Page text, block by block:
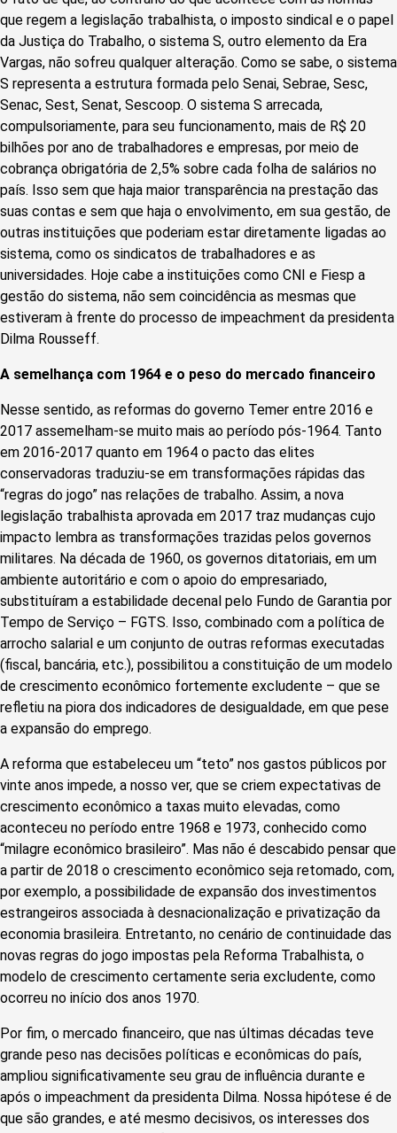
que regem a legislação trabalhista, o imposto sindical e o papel
da Justiça do Trabalho, o sistema S, outro elemento da Era
Vargas, não sofreu qualquer alteração. Como se sabe, o sistema
S representa a estrutura formada pelo Senai, Sebrae, Sesc,
Senac, Sest, Senat, Sescoop. O sistema S arrecada,
compulsoriamente, para seu funcionamento, mais de R$ 20
bilhões por ano de trabalhadores e empresas, por meio de
cobrança obrigatória de 2,5% sobre cada folha de salários no
país. Isso sem que haja maior transparência na prestação das
suas contas e sem que haja o envolvimento, em sua gestão, de
outras instituições que poderiam estar diretamente ligadas ao
sistema, como os sindicatos de trabalhadores e as
universidades. Hoje cabe a instituições como CNI e Fiesp a
gestão do sistema, não sem coincidência as mesmas que
estiveram à frente do processo de impeachment da presidenta
Dilma Rousseff.
A semelhança com 1964 e o peso do mercado financeiro
Nesse sentido, as reformas do governo Temer entre 2016 e
2017 assemelham-se muito mais ao período pós-1964. Tanto
em 2016-2017 quanto em 1964 o pacto das elites
conservadoras traduziu-se em transformações rápidas das
“regras do jogo” nas relações de trabalho. Assim, a nova
legislação trabalhista aprovada em 2017 traz mudanças cujo
impacto lembra as transformações trazidas pelos governos
militares. Na década de 1960, os governos ditatoriais, em um
ambiente autoritário e com o apoio do empresariado,
substituíram a estabilidade decenal pelo Fundo de Garantia por
Tempo de Serviço – FGTS. Isso, combinado com a política de
arrocho salarial e um conjunto de outras reformas executadas
(fiscal, bancária, etc.), possibilitou a constituição de um modelo
de crescimento econômico fortemente excludente – que se
refletiu na piora dos indicadores de desigualdade, em que pese
a expansão do emprego.
A reforma que estabeleceu um “teto” nos gastos públicos por
vinte anos impede, a nosso ver, que se criem expectativas de
crescimento econômico a taxas muito elevadas, como
aconteceu no período entre 1968 e 1973, conhecido como
“milagre econômico brasileiro”. Mas não é descabido pensar que
a partir de 2018 o crescimento econômico seja retomado, com,
por exemplo, a possibilidade de expansão dos investimentos
estrangeiros associada à desnacionalização e privatização da
economia brasileira. Entretanto, no cenário de continuidade das
novas regras do jogo impostas pela Reforma Trabalhista, o
modelo de crescimento certamente seria excludente, como
ocorreu no início dos anos 1970.
Por fim, o mercado financeiro, que nas últimas décadas teve
grande peso nas decisões políticas e econômicas do país,
ampliou significativamente seu grau de influência durante e
após o impeachment da presidenta Dilma. Nossa hipótese é de
que são grandes, e até mesmo decisivos, os interesses dos